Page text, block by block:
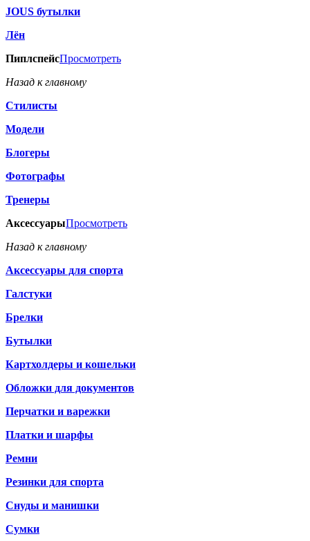
JOUS бутылки
Лён
ПиплспейсПросмотреть
Назад к главному
Стилисты
Модели
Блогеры
Фотографы
Тренеры
АксессуарыПросмотреть
Назад к главному
Аксессуары для спорта
Галстуки
Брелки
Бутылки
Картхолдеры и кошельки
Обложки для документов
Перчатки и варежки
Платки и шарфы
Ремни
Резинки для спорта
Снуды и манишки
Сумки